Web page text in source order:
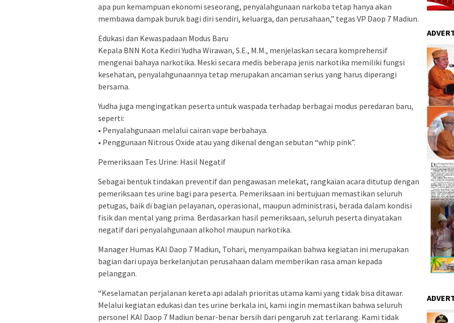
apa pun kemampuan ekonomi seseorang, penyalahgunaan narkoba tetap hanya akan
membawa dampak buruk bagi diri sendiri, keluarga, dan perusahaan,” tegas VP Daop 7 Madiun.
Edukasi dan Kewaspadaan Modus Baru
Kepala BNN Kota Kediri Yudha Wirawan, S.E., M.M., menjelaskan secara komprehensif
mengenai bahaya narkotika. Meski secara medis beberapa jenis narkotika memiliki fungsi
kesehatan, penyalahgunaannya tetap merupakan ancaman serius yang harus diperangi
bersama.
Yudha juga mengingatkan peserta untuk waspada terhadap berbagai modus peredaran baru,
seperti:
• Penyalahgunaan melalui cairan vape berbahaya.
• Penggunaan Nitrous Oxide atau yang dikenal dengan sebutan “whip pink”.
Pemeriksaan Tes Urine: Hasil Negatif
Sebagai bentuk tindakan preventif dan pengawasan melekat, rangkaian acara ditutup dengan
pemeriksaan tes urine bagi para peserta. Pemeriksaan ini bertujuan memastikan seluruh
petugas, baik di bagian pelayanan, operasional, maupun administrasi, berada dalam kondisi
fisik dan mental yang prima. Berdasarkan hasil pemeriksaan, seluruh peserta dinyatakan
negatif dari penyalahgunaan alkohol maupun narkotika.
Manager Humas KAI Daop 7 Madiun, Tohari, menyampaikan bahwa kegiatan ini merupakan
bagian dari upaya berkelanjutan perusahaan dalam memberikan rasa aman kepada
pelanggan.
“Keselamatan perjalanan kereta api adalah prioritas utama kami yang tidak bisa ditawar.
Melalui kegiatan edukasi dan tes urine berkala ini, kami ingin memastikan bahwa seluruh
personel KAI Daop 7 Madiun benar-benar bersih dari pengaruh zat terlarang. Kami tidak